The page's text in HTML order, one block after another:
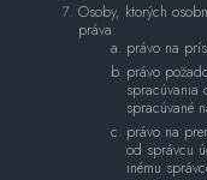
Osoby, ktorých
práva:
právo na
právo
spracúvania
spracúvané
právo na
od správcu
inému